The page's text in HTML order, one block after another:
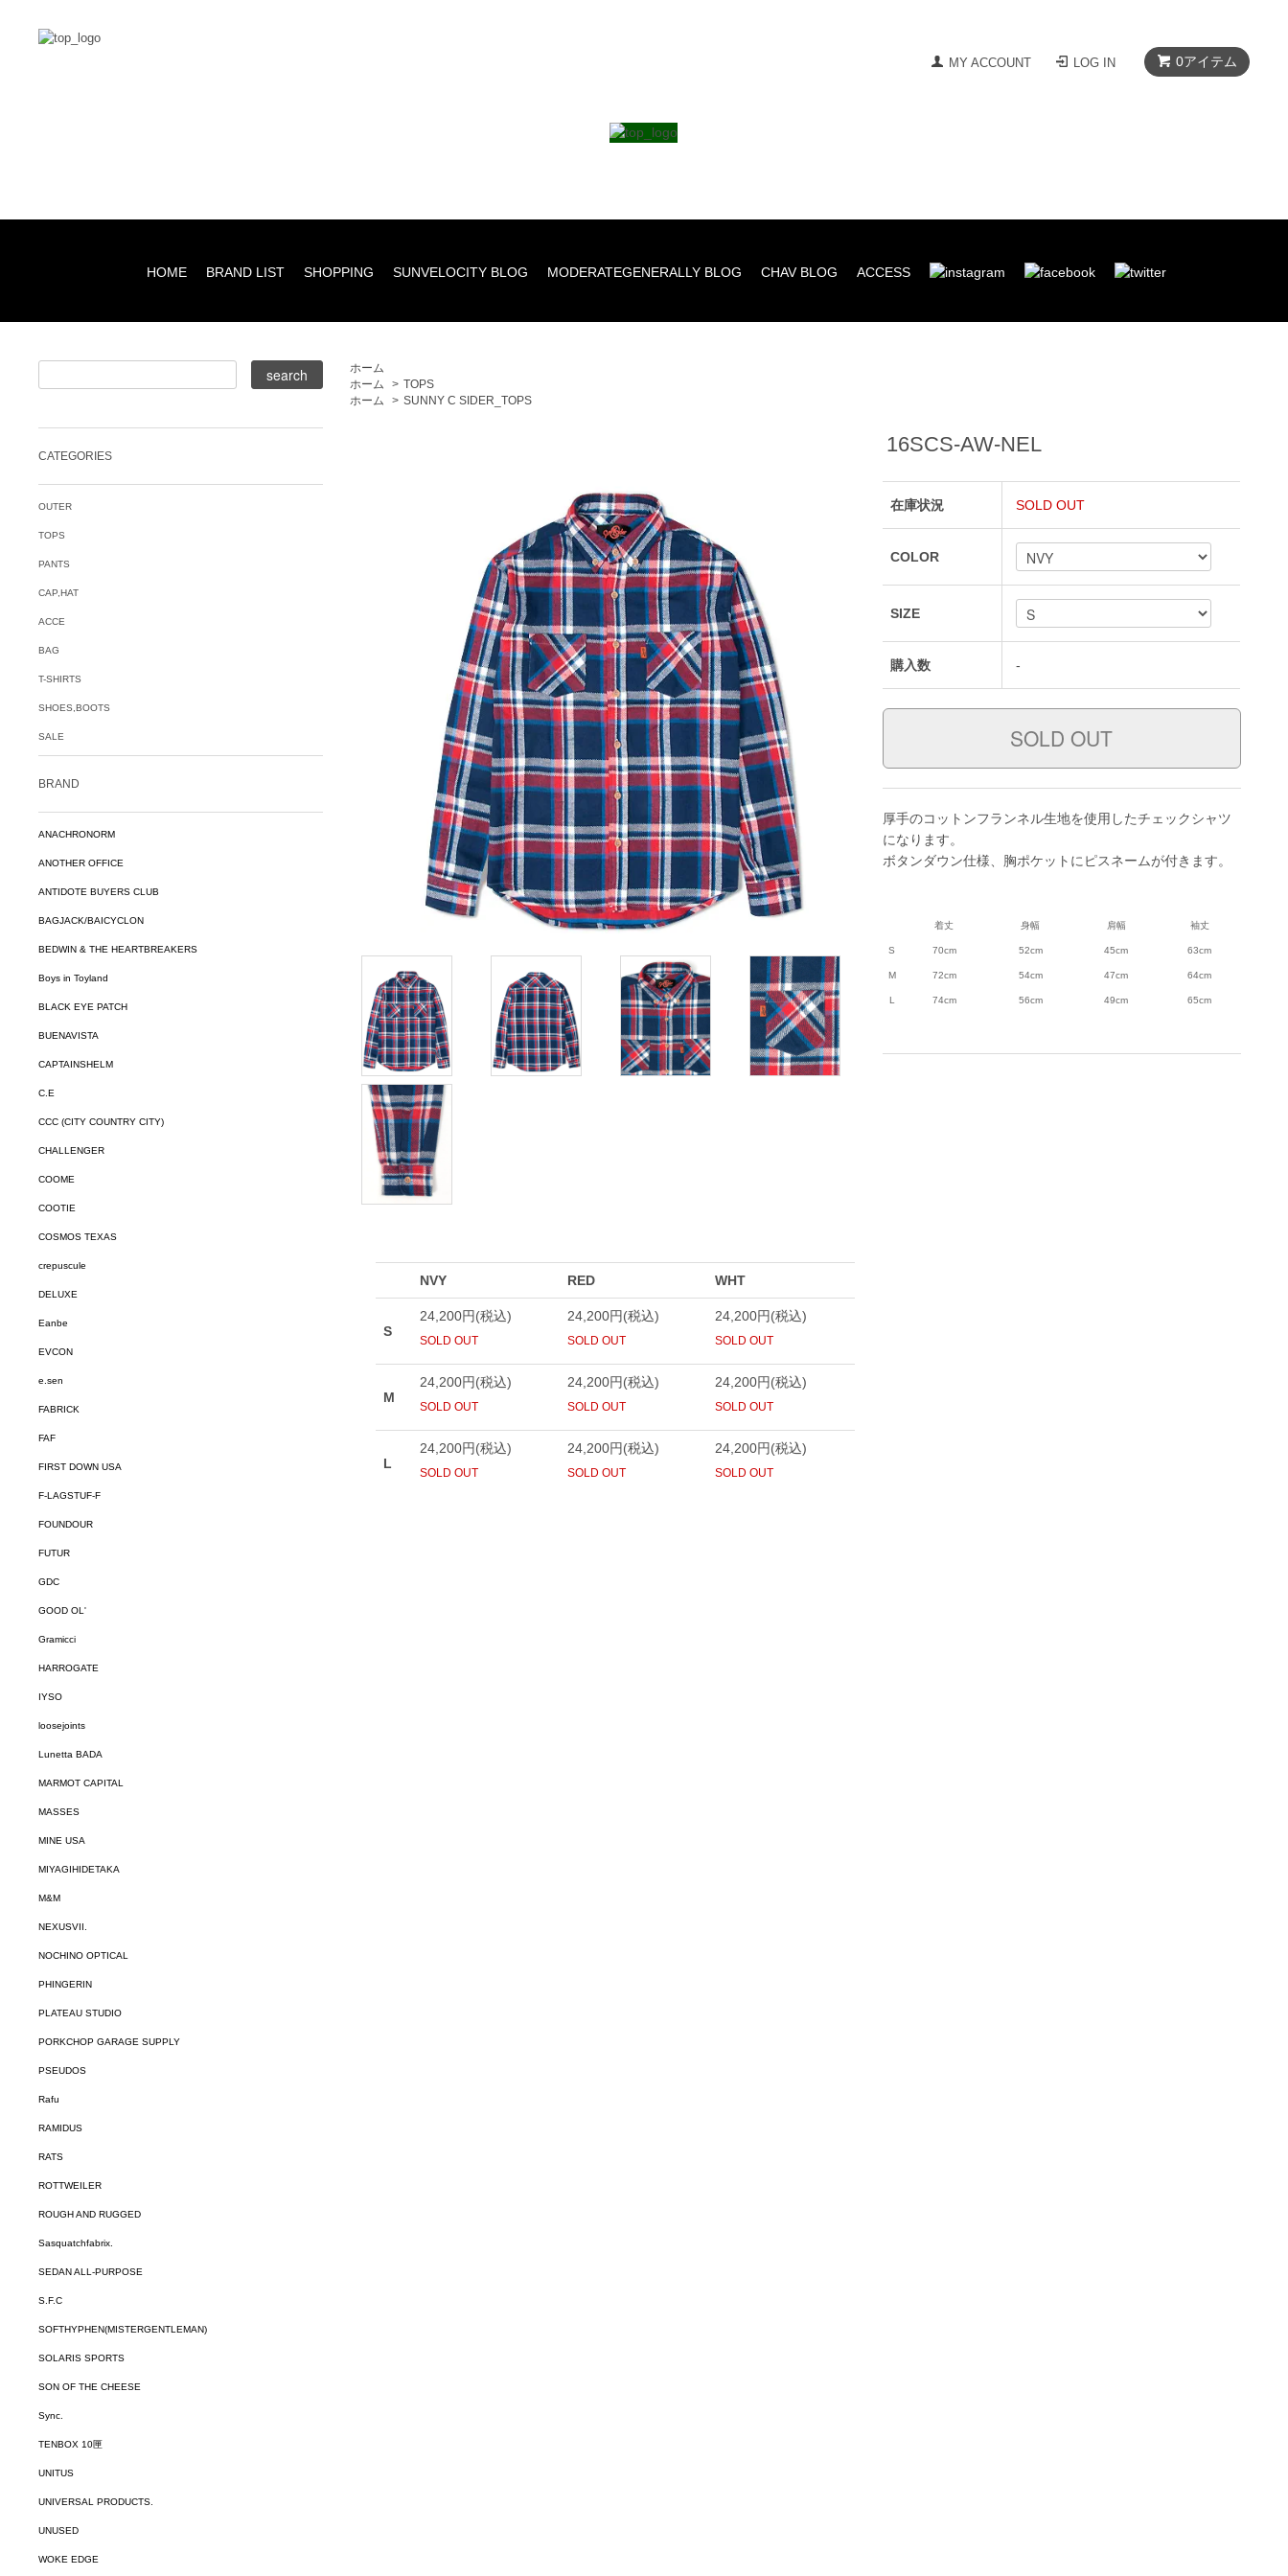
0アイテム
MY ACCOUNT LOG IN
HOME BRAND LIST SHOPPING SUNVELOCITY BLOG MODERATEGENERALLY BLOG CHAV BLOG ACCESS
ホーム
ホーム
> TOPS
ホーム
> SUNNY C SIDER_TOPS
16SCS-AW-NEL
在庫状況 SOLD OUT
COLOR
SIZE
購入数 -
厚手のコットンフランネル生地を使用したチェックシャツ
になります。
ボタンダウン仕様、胸ポケットにピスネームが付きます。
着丈 身幅 肩幅 袖丈
S 70cm 52cm 45cm 63cm
M 72cm 54cm 47cm 64cm
L 74cm 56cm 49cm 65cm
CATEGORIES
OUTER
TOPS
PANTS
CAP,HAT
ACCE
BAG
T-SHIRTS
SHOES,BOOTS
SALE
BRAND
ANACHRONORM
ANOTHER OFFICE
ANTIDOTE BUYERS CLUB
BAGJACK/BAICYCLON
BEDWIN & THE HEARTBREAKERS
Boys in Toyland
BLACK EYE PATCH
BUENAVISTA
CAPTAINSHELM
C.E
CCC (CITY COUNTRY CITY)
CHALLENGER
COOME
COOTIE
COSMOS TEXAS
crepuscule
DELUXE
Eanbe
EVCON
e.sen
FABRICK
FAF
FIRST DOWN USA
F-LAGSTUF-F
FOUNDOUR
FUTUR
GDC
GOOD OL'
Gramicci
HARROGATE
IYSO
loosejoints
Lunetta BADA
MARMOT CAPITAL
MASSES
MINE USA
MIYAGIHIDETAKA
M&M
NEXUSVII.
NOCHINO OPTICAL
PHINGERIN
PLATEAU STUDIO
PORKCHOP GARAGE SUPPLY
PSEUDOS
Rafu
RAMIDUS
RATS
ROTTWEILER
ROUGH AND RUGGED
Sasquatchfabrix.
SEDAN ALL-PURPOSE
S.F.C
SOFTHYPHEN(MISTERGENTLEMAN)
SOLARIS SPORTS
SON OF THE CHEESE
Sync.
TENBOX 10匣
UNITUS
UNIVERSAL PRODUCTS.
UNUSED
WOKE EDGE